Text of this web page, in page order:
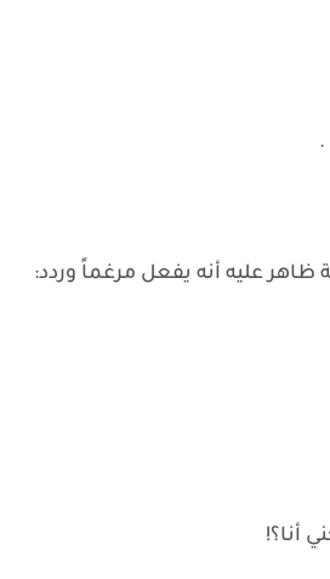
.
عليه أنه يفعل مرغماً وردد:
أنا؟!